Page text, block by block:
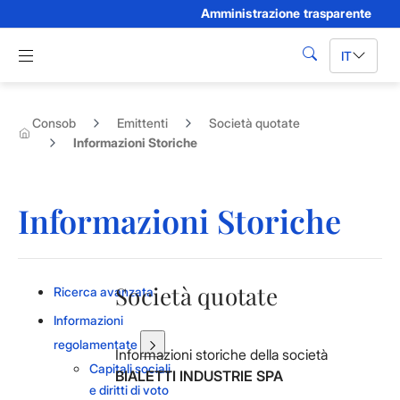
Amministrazione trasparente
Apri menu di navigazione
cerca IT
Consob Emittenti
Società quotate
Informazioni Storiche
Informazioni Storiche
Ricerca avanzata
Informazioni
regolamentate
Capitali sociali
e diritti di voto
Società quotate
Informazioni storiche della società
BIALETTI INDUSTRIE SPA